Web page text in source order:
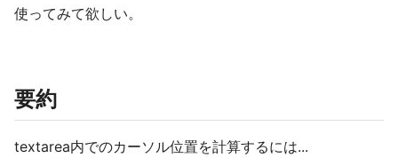
使ってみて欲しい。
要約
textarea内でのカーソル位置を計算するには...